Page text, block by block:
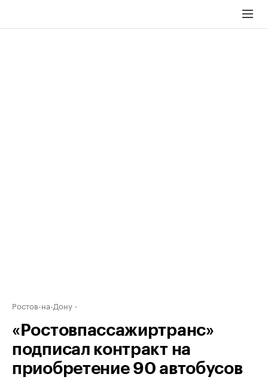
Ростов-на-Дону
«Ростовпассажиртранс»
подписал контракт на
приобретение 90 автобусов